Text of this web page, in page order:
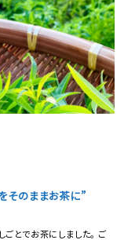
そのままお茶に”
とでお茶にしました。 ご